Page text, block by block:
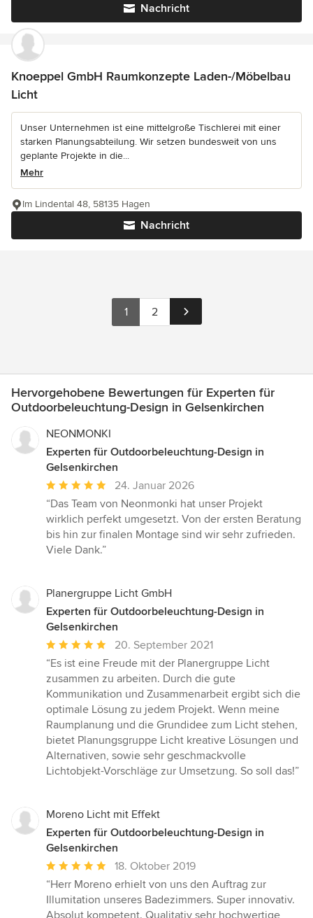
Nachricht
Knoeppel GmbH Raumkonzepte Laden-/Möbelbau
Licht
Unser Unternehmen ist eine mittelgroße Tischlerei mit einer
starken Planungsabteilung. Wir setzen bundesweit von uns
geplante Projekte in die...
Mehr
Nachricht
Im Lindental 48, 58135 Hagen
1 2
Hervorgehobene Bewertungen für Experten für
Outdoorbeleuchtung-Design in Gelsenkirchen
NEONMONKI
Experten für Outdoorbeleuchtung-Design in
Gelsenkirchen
Durchschnittliche
Bewertung:
5
von
5
24. Januar 2026
“Das Team von Neonmonki hat unser Projekt
wirklich perfekt umgesetzt. Von der ersten Beratung
bis hin zur finalen Montage sind wir sehr zufrieden.
Viele Dank.”
Planergruppe Licht GmbH
Experten für Outdoorbeleuchtung-Design in
Gelsenkirchen
Durchschnittliche
Bewertung:
5
von
5
Sternen
20. September 2021
“Es ist eine Freude mit der Planergruppe Licht
zusammen zu arbeiten. Durch die gute
Kommunikation und Zusammenarbeit ergibt sich die
optimale Lösung zu jedem Projekt. Wenn meine
Raumplanung und die Grundidee zum Licht stehen,
bietet Planungsgruppe Licht kreative Lösungen und
Alternativen, sowie sehr geschmackvolle
Lichtobjekt-Vorschläge zur Umsetzung. So soll das!”
Moreno Licht mit Effekt
Experten für Outdoorbeleuchtung-Design in
Gelsenkirchen
Durchschnittliche
Bewertung:
5
von
18. Oktober 2019
“Herr Moreno erhielt von uns den Auftrag zur
Illumitation unseres Badezimmers. Super innovativ.
Absolut kompetent. Qualitativ sehr hochwertige